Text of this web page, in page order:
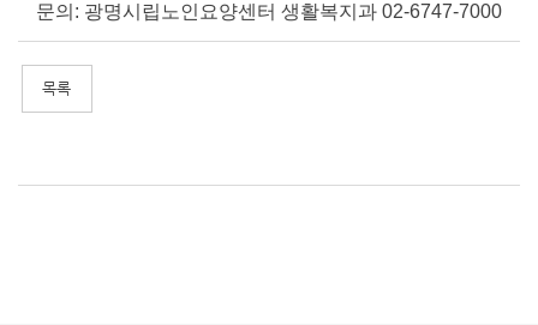
문의: 광명시립노인요양센터 생활복지과 02-6747-7000